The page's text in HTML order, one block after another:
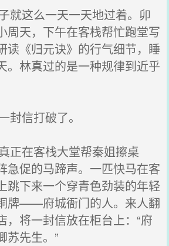
就这么一天一天地过着。卯
周天，下午在客栈帮忙跑堂写
读《归元诀》的行气细节，睡
。林真过的是一种规律到近乎
信打破了。
正在客栈大堂帮秦姐擦桌
急促的马蹄声。一匹快马在客
跳下来一个穿青色劲装的年轻
牌——府城衙门的人。来人翻
，将一封信放在柜台上：“府
苏先生。”